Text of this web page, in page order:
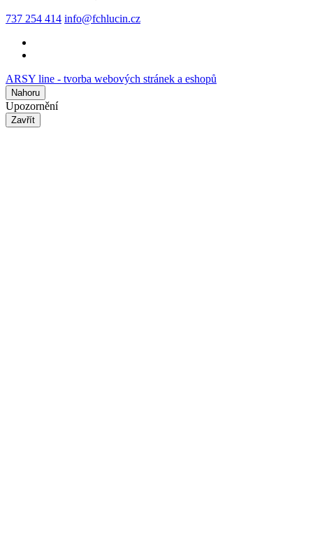
737 254 414 info@fchlucin.cz
ARSY line - tvorba webových stránek a eshopů
Nahoru
Upozornění
Zavřít